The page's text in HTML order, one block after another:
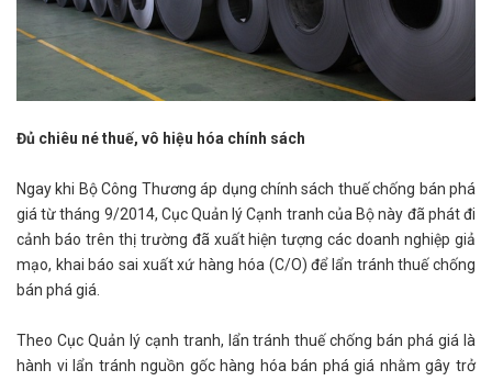
Đủ chiêu né thuế, vô hiệu hóa chính sách
Ngay khi Bộ Công Thương áp dụng chính sách thuế chống bán phá
giá từ tháng 9/2014, Cục Quản lý Cạnh tranh của Bộ này đã phát đi
cảnh báo trên thị trường đã xuất hiện tượng các doanh nghiệp giả
mạo, khai báo sai xuất xứ hàng hóa (C/O) để lẩn tránh thuế chống
bán phá giá.
Theo Cục Quản lý cạnh tranh, lẩn tránh thuế chống bán phá giá là
hành vi lẩn tránh nguồn gốc hàng hóa bán phá giá nhằm gây trở